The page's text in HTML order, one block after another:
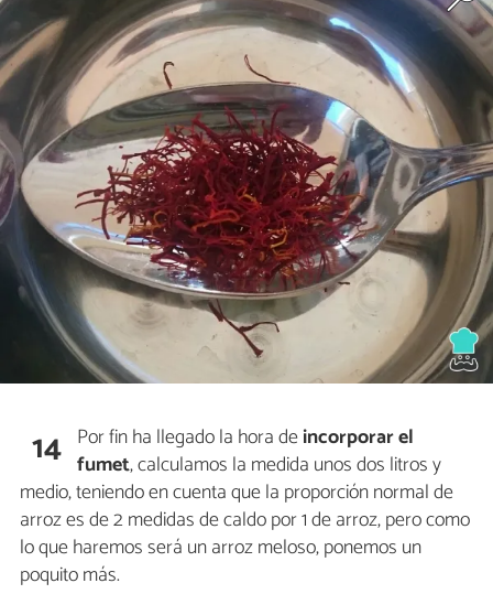
14 Por fin ha llegado la hora deincorporar el
fumet, calculamos la medida unos dos litros y
medio, teniendo en cuenta que la proporción normal de
arroz es de 2 medidas de caldo por 1 de arroz, pero como
lo que haremos será un arroz meloso, ponemos un
poquito más.